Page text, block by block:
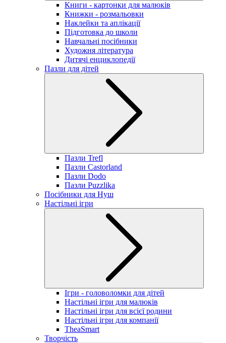
Книги - картонки для малюків
Книжки - розмальовки
Наклейки та аплікації
Підготовка до школи
Навчальні посібники
Художня література
Дитячі енциклопедії
Пазли для дітей
Пазли Trefl
Пазли Castorland
Пазли Dodo
Пазли Puzzlika
Посібники для Нуш
Настільні ігри
Ігри - головоломки для дітей
Настільні ігри для малюків
Настільні ігри для всієї родини
Настільні ігри для компанії
TheaSmart
Творчість